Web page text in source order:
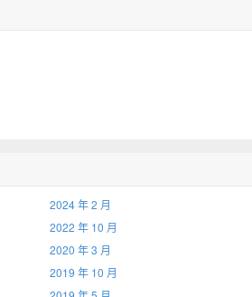
2024 年 2 月
2022 年 10 月
2020 年 3 月
2019 年 10 月